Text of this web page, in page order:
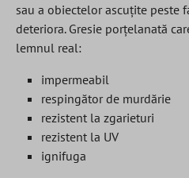
sau a obiectelor ascuțite peste
deteriora. Gresie porțelanată
lemnul real:
impermeabil
respingător de murdărie
rezistent la zgarieturi
rezistent la UV
ignifuga